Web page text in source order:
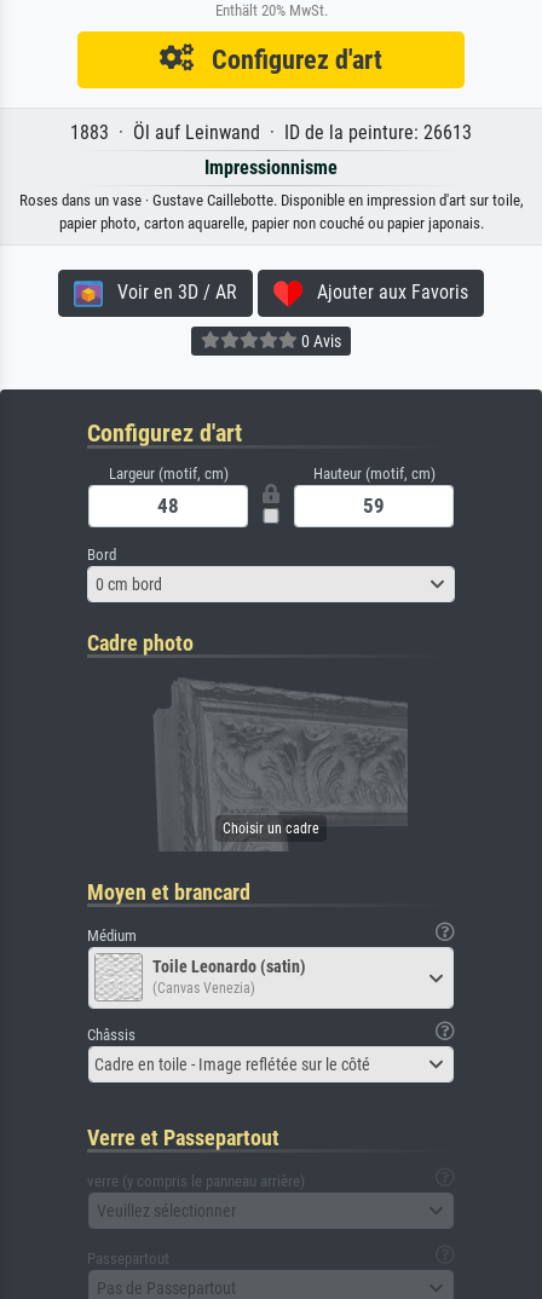
Enthält 20% MwSt.
Configurez d'art
1883 · Öl auf Leinwand · ID de la peinture: 26613
Impressionnisme
Roses dans un vase · Gustave Caillebotte. Disponible en impression d'art sur toile,
papier photo, carton aquarelle, papier non couché ou papier japonais.
Voir en 3D / AR Ajouter aux Favoris
0 Avis
Configurez d'art
Largeur (motif, cm) Hauteur (motif, cm)
Bord
0 cm bord
Cadre photo
Moyen et brancard
Médium
Toile Leonardo (satin)
(Canvas Venezia)
Châssis
Cadre en toile - Image reflétée sur le côté
Verre et Passepartout
verre (y compris le panneau arrière)
Veuillez sélectionner
Passepartout
Pas de Passepartout